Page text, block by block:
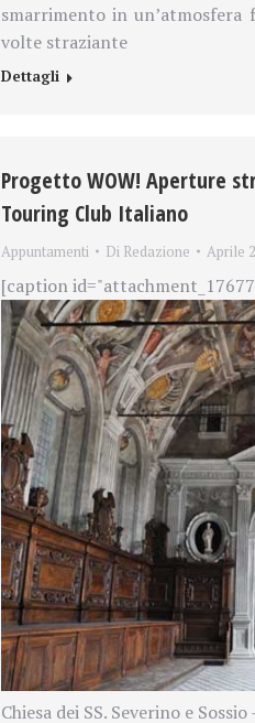
smarrimento in un’atmosfera
volte straziante
Dettagli
Progetto WOW! Aperture
Touring Club Italiano
Appuntamenti Di Redazione Aprile
[caption
Chiesa dei SS. Severino e